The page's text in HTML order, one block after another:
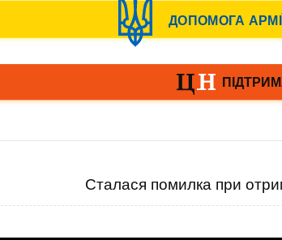
Сталася помилка при